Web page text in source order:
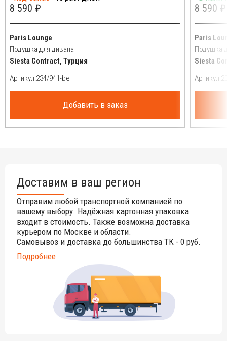
8 590 ₽
Paris Lounge
Подушка для дивана
Siesta Contract, Турция
Артикул:
Добавить в заказ
8 590 ₽
Paris
Подушка
Siesta
Артикул:
Доставим в ваш регион
Отправим любой транспортной компанией по
вашему выбору. Надёжная картонная упаковка
входит в стоимость. Также возможна доставка
курьером по Москве и области.
Самовывоз и доставка до большинства ТК - 0 руб.
Подробнее